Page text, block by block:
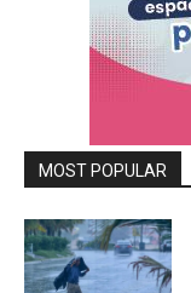
MOST POPULAR